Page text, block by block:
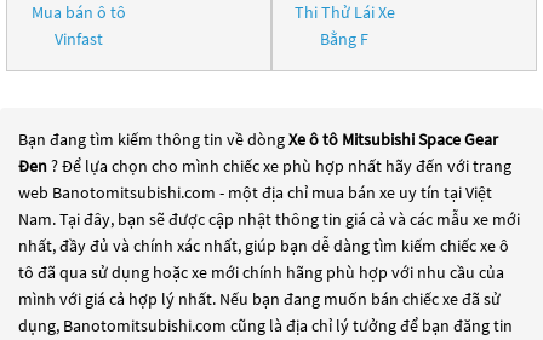
Mua bán ô tô
Vinfast
Thi Thử Lái Xe
Bằng F
Bạn đang tìm kiếm thông tin về dòngXe ô tô Mitsubishi Space Gear
Đen? Để lựa chọn cho mình chiếc xe phù hợp nhất hãy đến với trang
web Banotomitsubishi.com - một địa chỉ mua bán xe uy tín tại Việt
Nam. Tại đây, bạn sẽ được cập nhật thông tin giá cả và các mẫu xe mới
nhất, đầy đủ và chính xác nhất, giúp bạn dễ dàng tìm kiếm chiếc xe ô
tô đã qua sử dụng hoặc xe mới chính hãng phù hợp với nhu cầu của
mình với giá cả hợp lý nhất. Nếu bạn đang muốn bán chiếc xe đã sử
dụng, Banotomitsubishi.com cũng là địa chỉ lý tưởng để bạn đăng tin